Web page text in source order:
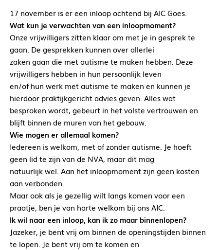
17 november is er een inloop ochtend bij AIC Goes.
Wat kun je verwachten van een inloopmoment?
Onze vrijwilligers zitten klaar om met je in gesprek te
gaan. De gesprekken kunnen over allerlei
zaken gaan die met autisme te maken hebben. Deze
vrijwilligers hebben in hun persoonlijk leven
en/of hun werk met autisme te maken en kunnen je
hierdoor praktijkgericht advies geven. Alles wat
besproken wordt, gebeurt in het volste vertrouwen en
blijft binnen de muren van het gebouw.
Wie mogen er allemaal komen?
Iedereen is welkom, met of zonder autisme. Je hoeft
geen lid te zijn van de NVA, maar dit mag
natuurlijk wel. Aan het inloopmoment zijn geen kosten
aan verbonden.
Maar ook als je gezellig wilt langs komen voor een
praatje, ben je van harte welkom bij ons AIC.
Ik wil naar een inloop, kan ik zo maar binnenlopen?
Jazeker, je bent vrij om binnen de openingstijden binnen
te lopen. Je bent vrij om te komen en